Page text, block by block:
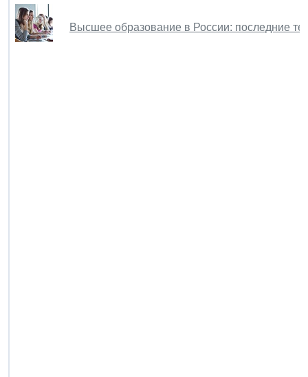
Высшее образование в России: последние